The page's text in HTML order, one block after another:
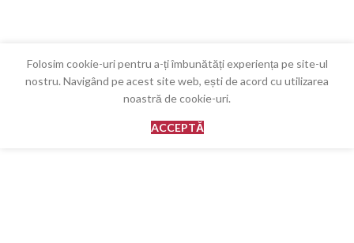
Folosim cookie-uri pentru a-ți îmbunătăți experiența pe site-ul
nostru. Navigând pe acest site web, ești de acord cu utilizarea
noastră de cookie-uri.
ACCEPTĂ